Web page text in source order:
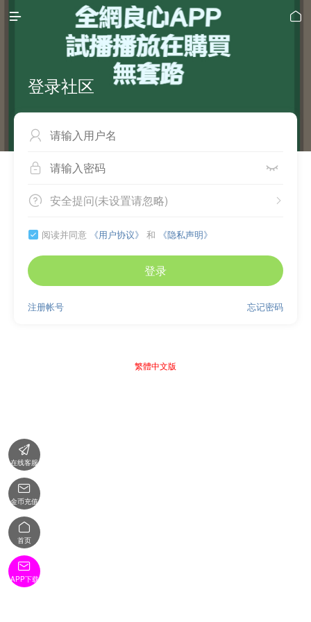
 
登录社区

 
 
安全提问(未设置请忽略)
 阅读并同意 《用户协议》 和 《隐私声明》
登录
忘记密码
注册帐号
繁體中文版

在线客服

金币充值

首页

APP下载